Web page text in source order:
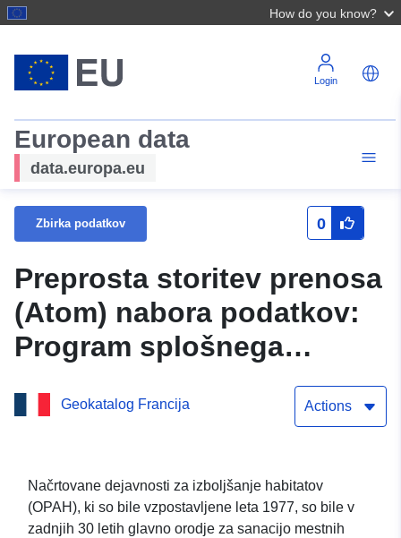
How do you know?
Login
European data
data.europa.eu
Zbirka podatkov 0
Preprosta storitev prenosa
(Atom) nabora podatkov:
Program splošnega
pomena (GIP) v Nièvru (58)
Preprosta storitev prenosa
Program splošnega
pomena (GIP) v Nièvru (58)
Geokatalog Francija Actions
Načrtovane dejavnosti za izboljšanje habitatov
(OPAH), ki so bile vzpostavljene leta 1977, so bile v
zadnjih 30 letih glavno orodje za sanacijo mestnih